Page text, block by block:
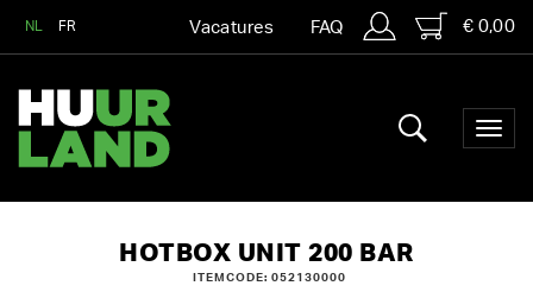
NL FR Vacatures FAQ € 0,00
HOTBOX UNIT 200 BAR
ITEMCODE: 052130000